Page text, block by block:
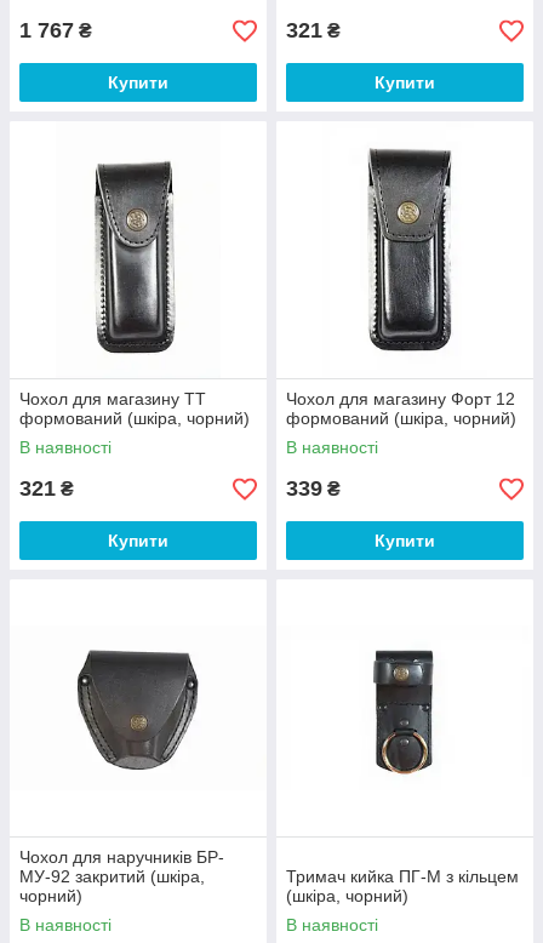
1 767 ₴
Купити
321 ₴
Купити
Чохол для магазину ТТ
формований (шкіра, чорний)
В наявності
321 ₴
Купити
Чохол для магазину Форт 12
формований (шкіра, чорний)
В наявності
339 ₴
Купити
Чохол для наручників БР-
МУ-92 закритий (шкіра,
чорний)
В наявності
Тримач кийка ПГ-М з кільцем
(шкіра, чорний)
В наявності